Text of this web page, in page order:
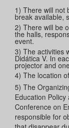
1) There will not
break available,
2) There will be
the halls,
event.
3) The activities
Didática V. In
projector and
4) The location
5) The
Education
Conference on
responsible for